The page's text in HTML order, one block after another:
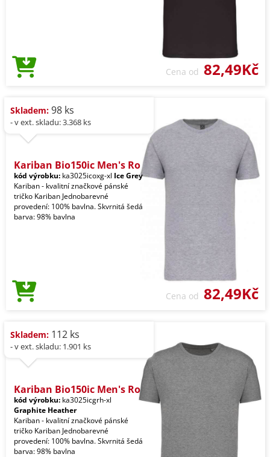
Cena od 82,49Kč
Skladem: 98 ks
- v ext. skladu: 3.368 ks
Kariban Bio150ic Men's Ro
kód výrobku: ka3025icoxg-xl Ice Grey
Kariban - kvalitní značkové pánské
tričko Kariban Jednobarevné
provedení: 100% bavlna. Skvrnitá šedá
barva: 98% bavlna
Cena od 82,49Kč
Skladem: 112 ks
- v ext. skladu: 1.901 ks
Kariban Bio150ic Men's Ro
kód výrobku: ka3025icgrh-xl
Graphite Heather
Kariban - kvalitní značkové pánské
tričko Kariban Jednobarevné
provedení: 100% bavlna. Skvrnitá šedá
barva: 98% bavlna